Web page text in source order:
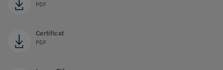
PDF
Certificat
PDF